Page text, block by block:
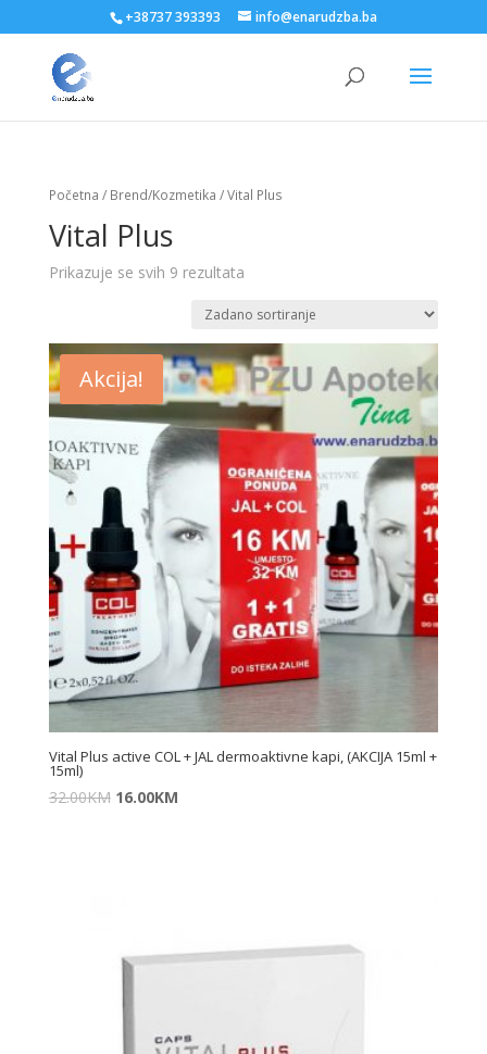
+38737 393393 info@enarudzba.ba
Početna / Brend/Kozmetika / Vital Plus
Vital Plus
Prikazuje se svih 9 rezultata
Akcija!
Vital Plus active COL + JAL dermoaktivne kapi, (AKCIJA 15ml +
15ml)
32.00KM 16.00KM